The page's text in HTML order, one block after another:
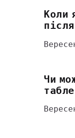
Коли
Чи